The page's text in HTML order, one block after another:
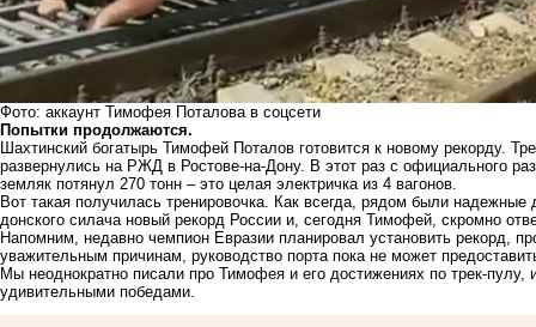
Фото: аккаунт Тимофея Поталова в соцсети
Попытки продолжаются.
Шахтинский богатырь Тимофей Поталов готовится к новому рекорду.
развернулись на РЖД в Ростове-на-Дону. В этот раз с официального
земляк потянул 270 тонн – это целая электричка из 4 вагонов.
Вот такая получилась тренировочка. Как всегда, рядом были
донского силача новый рекорд России и, сегодня Тимофей, скромно
Напомним, недавно чемпион Евразии планировал установить рекорд,
уважительным причинам, руководство порта пока не может
Мы неоднократно писали про Тимофея и его достижениях по трек-
удивительными победами.